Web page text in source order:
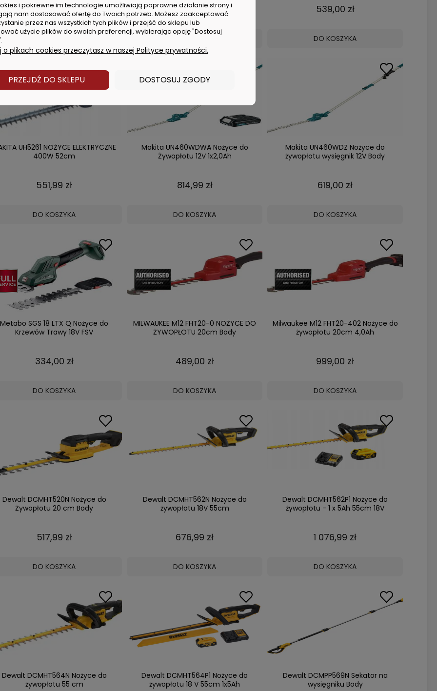
2 249,00 zł
DO KOSZYKA
538,99 zł
DO KOSZYKA
539,00 zł
DO KOSZYKA
UH5261 NOŻYCE ELEKTRYCZNE
400W 52cm
551,99 zł
DO KOSZYKA
Makita UN460WDWA Nożyce do
Żywopłotu 12V 1x2,0Ah
814,99 zł
DO KOSZYKA
Makita UN460WDZ Nożyce do
żywopłotu wysięgnik 12V Body
619,00 zł
DO KOSZYKA
Metabo SGS 18 LTX Q Nożyce do
Krzewów Trawy 18V FSV
334,00 zł
DO KOSZYKA
MILWAUKEE M12 FHT20-0 NOŻYCE DO
ŻYWOPŁOTU 20cm Body
489,00 zł
DO KOSZYKA
Milwaukee M12 FHT20-402 Nożyce do
żywopłotu 20cm 4,0Ah
999,00 zł
DO KOSZYKA
Dewalt DCMHT520N Nożyce do
Żywopłotu 20 cm Body
517,99 zł
DO KOSZYKA
Dewalt DCMHT562N Nożyce do
żywopłotu 18V 55cm
676,99 zł
DO KOSZYKA
Dewalt DCMHT562P1 Nożyce do
żywopłotu - 1 x 5Ah 55cm 18V
1 076,99 zł
DO KOSZYKA
Dewalt DCMHT564N Nożyce do
żywopłotu 55 cm
Dewalt DCMHT564P1 Nożyce do
żywopłotu 18 V 55cm 1x5Ah
Dewalt DCMPP569N Sekator na
wysięgniku Body
i pokrewne im technologie umożliwiają poprawne działanie strony i
nam dostosować ofertę do Twoich potrzeb. Możesz zaakceptować
przez nas wszystkich tych plików i przejść do sklepu lub
użycie plików do swoich preferencji, wybierając opcję "Dostosuj
o plikach cookies przeczytasz w naszej Polityce prywatności.
PRZEJDŹ DO SKLEPU DOSTOSUJ ZGODY